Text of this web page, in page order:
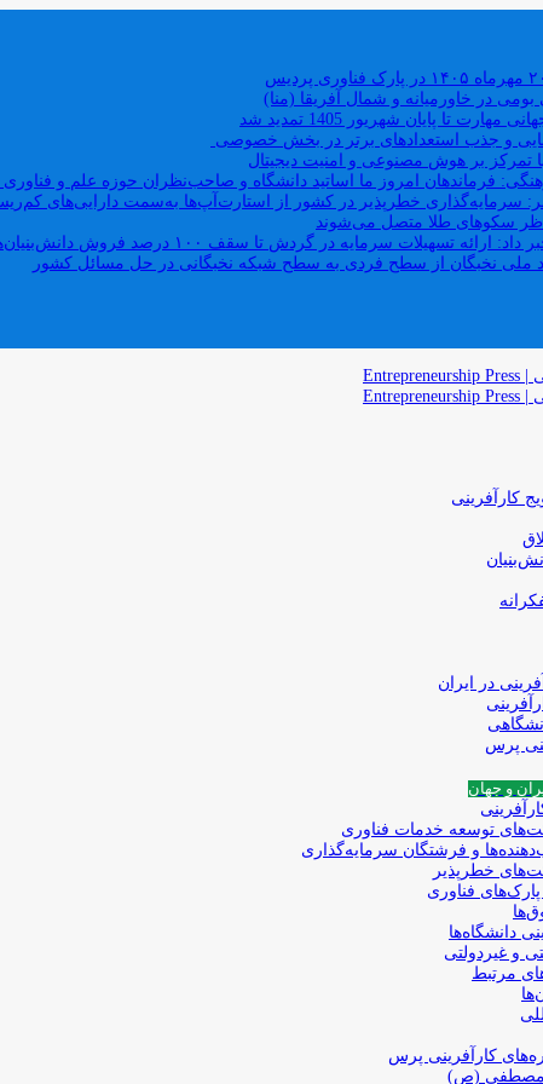
در خاورمیانه و شمال آفریقا (منا)
تا پایان شهریور 1405 تمدید شد
و جذب استعدادهای برتر در بخش خصوصی
فرماندهان امروز ما اساتید دانشگاه و صاحب‌نظران حوزه علم و فناوری
سرمایه‌گذاری خطرپذیر در کشور از استارت‌آپ‌ها به‌سمت دارایی‌های
سکوهای طلا متصل می‌شوند
تسهیلات سرمایه در گردش تا سقف ۱۰۰ درصد فروش دانش‌بنیان‌ها
ملی نخبگان از سطح فردی به سطح شبکه نخبگانی در حل مسائل کشور
کارآفرینی
در ایران
پرس
و جهان
توسعه‌ خدمات فناوری
و فرشتگان‌ سرمایه‌گذاری
خطرپذیر
فناوری
دانشگاه‌ها
و غیردولتی
مرتبط
کارآفرینی‌ پرس
مصطفی (ص)